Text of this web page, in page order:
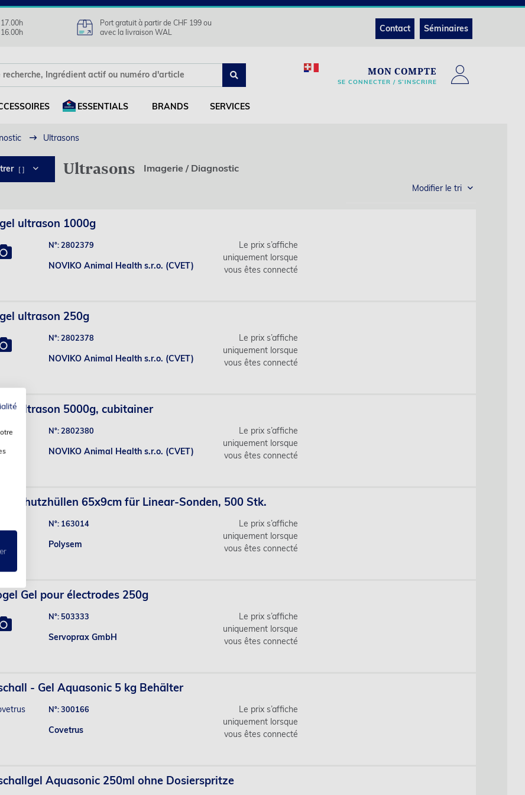
Port gratuit à partir de CHF 199 ou
avec la livraison WAL
Contact Séminaires
ESSENTIALS BRANDS SERVICES
MON COMPTE
SE CONNECTER / S’INSCRIRE
Ultrasons
[ ] Ultrasons Imagerie / Diagnostic
Modifier le tri
ultrason 1000g
N°: 2802379
NOVIKO Animal Health s.r.o. (CVET)
Le prix s’affiche
uniquement lorsque
vous êtes connecté
ultrason 250g
N°: 2802378
NOVIKO Animal Health s.r.o. (CVET)
Le prix s’affiche
uniquement lorsque
vous êtes connecté
ultrason 5000g, cubitainer
N°: 2802380
NOVIKO Animal Health s.r.o. (CVET)
Le prix s’affiche
uniquement lorsque
vous êtes connecté
Schutzhüllen 65x9cm für Linear-Sonden, 500 Stk.
N°: 163014
Polysem
Le prix s’affiche
uniquement lorsque
vous êtes connecté
Gel pour électrodes 250g
N°: 503333
Servoprax GmbH
Le prix s’affiche
uniquement lorsque
vous êtes connecté
- Gel Aquasonic 5 kg Behälter
N°: 300166
Covetrus
Le prix s’affiche
uniquement lorsque
vous êtes connecté
Aquasonic 250ml ohne Dosierspritze